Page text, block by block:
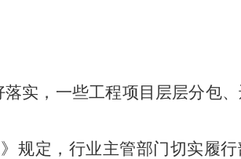
实，一些工程项目层层分包、
规定，行业主管部门切实履